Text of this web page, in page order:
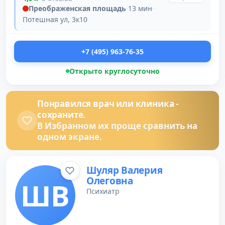
Преображенская площадь·13 мин·
Потешная ул, 3к10
+7 (495) 963-76-35
Открыто круглосуточно
Понравился врач или клиника -
сохраните.
В Избранном их проще сравнить на
одном экране.
ШВ
Шуляр Валерия
Олеговна
Психиатр